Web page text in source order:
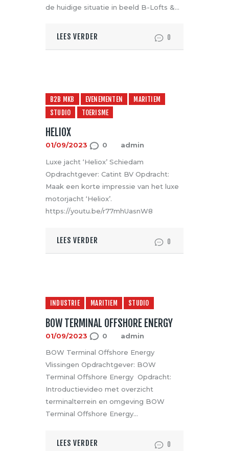
de huidige situatie in beeld B-Lofts &…
LEES VERDER 0
B2B MKB EVENEMENTEN
MARITIEM
STUDIO
TOERISME
HELIOX
01/09/2023 0 admin
Luxe jacht ‘Heliox’ Schiedam
Opdrachtgever: Catint BV Opdracht:
Maak een korte impressie van het luxe
motorjacht ‘Heliox’.
https://youtu.be/r77mhUasnW8
LEES VERDER 0
INDUSTRIE MARITIEM STUDIO
BOW TERMINAL OFFSHORE ENERGY
01/09/2023 0 admin
BOW Terminal Offshore Energy
Vlissingen Opdrachtgever: BOW
Terminal Offshore Energy Opdracht:
Introductievideo met overzicht
terminalterrein en omgeving BOW
Terminal Offshore Energy…
LEES VERDER 0